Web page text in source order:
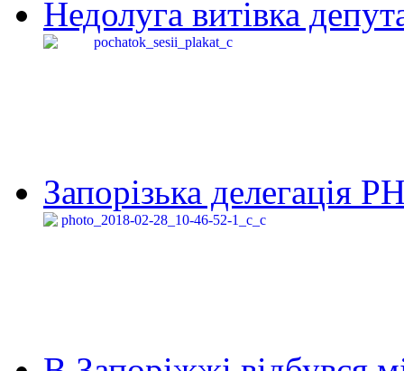
Недолуга витівка
Запорізька делегація